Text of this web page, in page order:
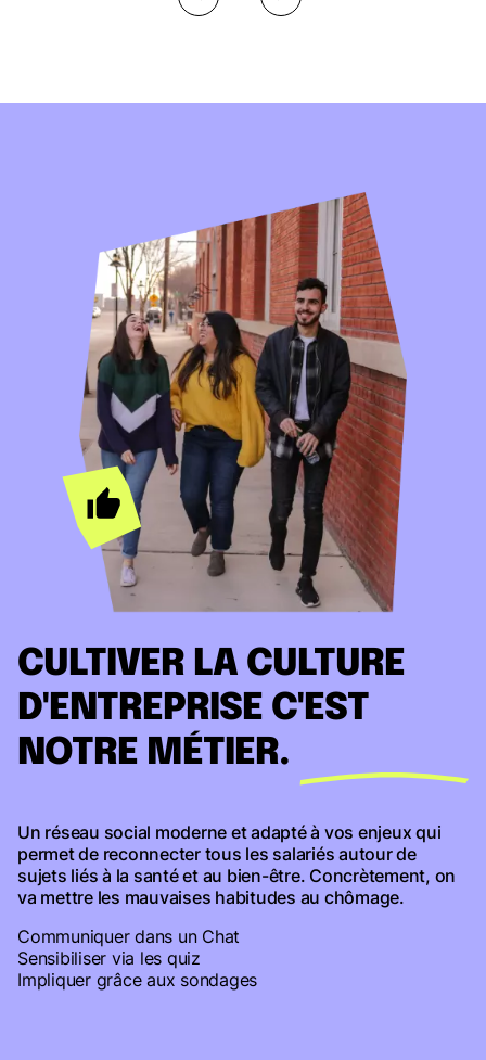
CULTIVER LA CULTURE
D'ENTREPRISE C'EST
NOTRE MÉTIER.
Un réseau social moderne et adapté à vos enjeux qui
permet de reconnecter tous les salariés autour de
sujets liés à la santé et au bien-être. Concrètement, on
va mettre les mauvaises habitudes au chômage.
Communiquer dans un Chat
Sensibiliser via les quiz
Impliquer grâce aux sondages